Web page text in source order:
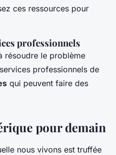
ces ressources pour
professionnels
résoudre le problème
professionnels de
qui peuvent faire des
pour demain
nous vivons est truffée